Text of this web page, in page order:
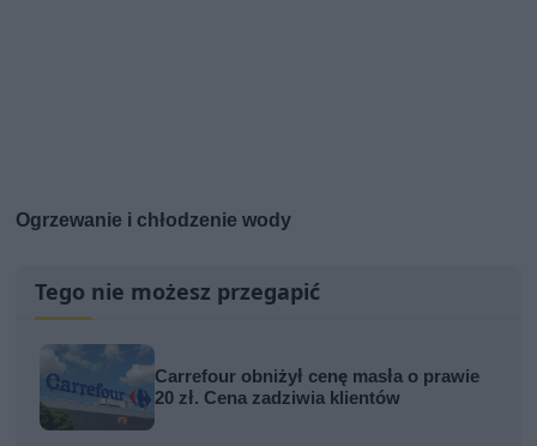
Ogrzewanie i chłodzenie wody
Tego nie możesz przegapić
Carrefour obniżył cenę masła o prawie
20 zł. Cena zadziwia klientów